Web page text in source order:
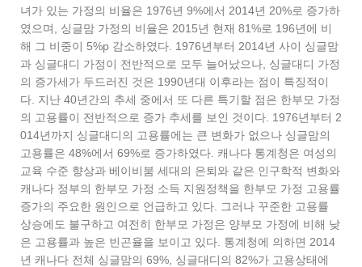
녀가 있는 가정의 비율은 1976년 9%에서 2014년 20%로 증가하
였으며, 싱글맘 가정의 비율은 2015년 현재 81%로 196년에 비
해 그 비중이 5%p 감소하였다. 1976년부터 2014년 사이 싱글맘
과 싱글대디 가정이 전반적으로 모두 늘어났으나, 싱글대디 가정
의 증가세가 두드러진 것은 1990년대 이후라는 점이 특징적이
다. 지난 40년간의 추세 중에서 또 다른 특기할 점은 한부모 가정
의 고용률이 전반적으로 증가 추세를 보인 것이다. 1976년부터 2
014년까지 싱글대디의 고용률에는 큰 변화가 없으나 싱글맘의
고용률은 48%에서 69%로 증가하였다. 캐나다 통계청은 여성의
교육 수준 향상과 베이비붐 세대의 은퇴와 같은 인구학적 변화와
캐나다 정부의 한부모 가정 소득 지원정책을 한부모 가정 고용률
증가의 주요한 원인으로 언급하고 있다. 그러나 꾸준한 고용률
상승에도 불구하고 여전히 한부모 가정은 양부모 가정에 비해 낮
은 고용률과 높은 빈곤율을 보이고 있다. 통계청에 의하면 2014
년 캐나다 전체 싱글맘의 69%, 싱글대디의 82%가 고용상태에